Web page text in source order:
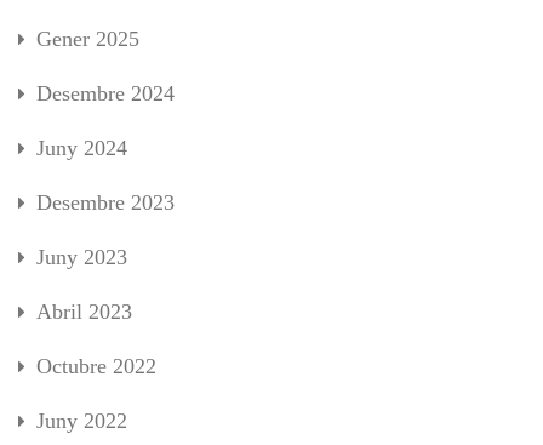
Gener 2025
Desembre 2024
Juny 2024
Desembre 2023
Juny 2023
Abril 2023
Octubre 2022
Juny 2022